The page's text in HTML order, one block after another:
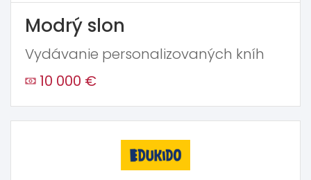
Modrý slon
Vydávanie personalizovaných kníh
10 000 €